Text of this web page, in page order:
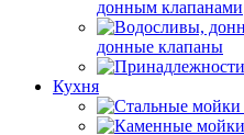
донным клапанами
донные клапаны
Кухня